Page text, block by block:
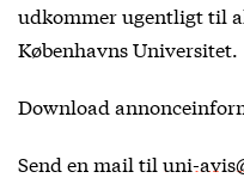
udkommer ugentligt til
Københavns Universitet.
Download
Send en mail til uni-